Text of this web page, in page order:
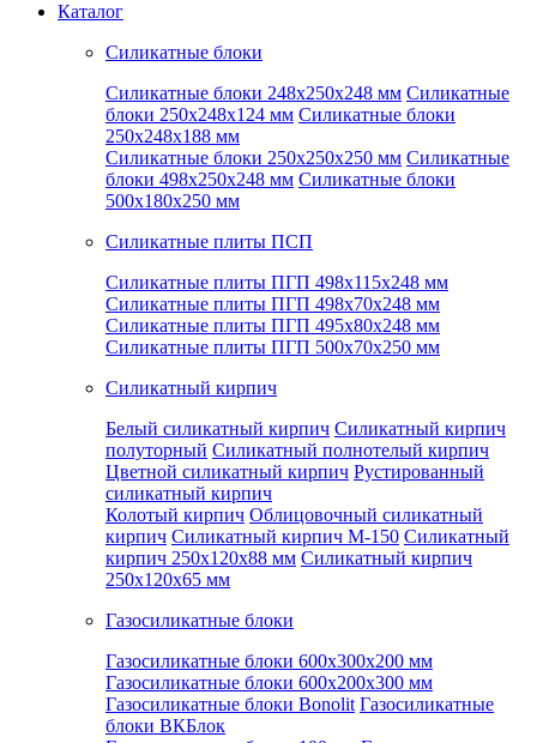
Каталог
Силикатные блоки
Силикатные блоки 248x250x248 мм Силикатные
блоки 250x248x124 мм Силикатные блоки
250x248x188 мм
Силикатные блоки 250x250x250 мм Силикатные
блоки 498x250x248 мм Силикатные блоки
500x180x250 мм
Силикатные плиты ПСП
Силикатные плиты ПГП 498x115x248 мм
Силикатные плиты ПГП 498x70x248 мм
Силикатные плиты ПГП 495x80x248 мм
Силикатные плиты ПГП 500x70x250 мм
Силикатный кирпич
Белый силикатный кирпич Силикатный кирпич
полуторный Силикатный полнотелый кирпич
Цветной силикатный кирпич Рустированный
силикатный кирпич
Колотый кирпич Облицовочный силикатный
кирпич Силикатный кирпич М-150 Силикатный
кирпич 250x120x88 мм Силикатный кирпич
250x120x65 мм
Газосиликатные блоки
Газосиликатные блоки 600x300x200 мм
Газосиликатные блоки 600x200x300 мм
Газосиликатные блоки Bonolit Газосиликатные
блоки ВКБлок